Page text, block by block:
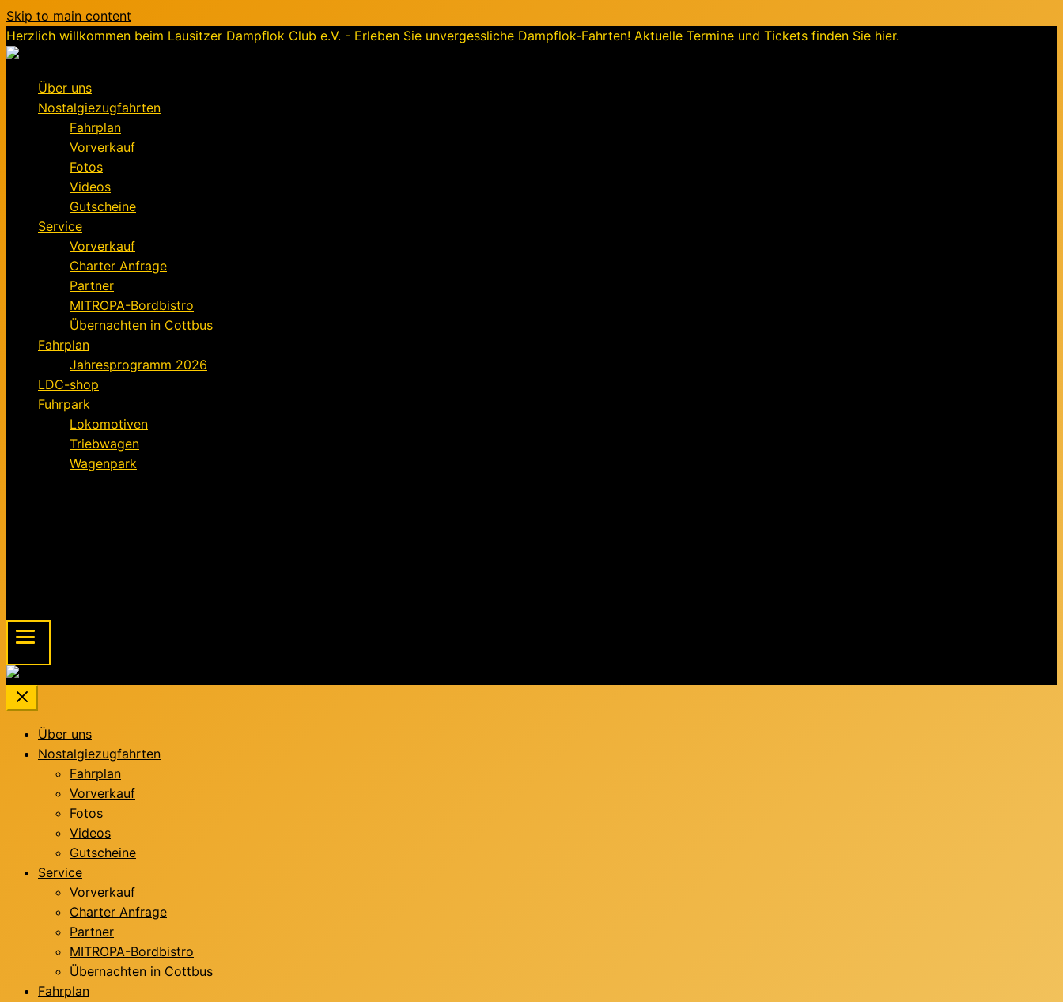
Skip to main content
Herzlich willkommen beim Lausitzer Dampflok Club e.V. - Erleben Sie unvergessliche Dampflok-Fahrten! Aktuelle Termine und Tickets finden Sie hier.
Über uns
Nostalgiezugfahrten
Fahrplan
Vorverkauf
Fotos
Videos
Gutscheine
Service
Vorverkauf
Charter Anfrage
Partner
MITROPA-Bordbistro
Übernachten in Cottbus
Fahrplan
Jahresprogramm 2026
LDC-shop
Fuhrpark
Lokomotiven
Triebwagen
Wagenpark
Über uns
Nostalgiezugfahrten
Fahrplan
Vorverkauf
Fotos
Videos
Gutscheine
Service
Vorverkauf
Charter Anfrage
Partner
MITROPA-Bordbistro
Übernachten in Cottbus
Fahrplan